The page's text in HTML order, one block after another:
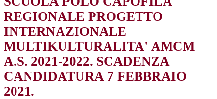
REGIONALE PROGETTO
INTERNAZIONALE
MULTIKULTURALITA' AMCM
A.S. 2021-2022. SCADENZA
CANDIDATURA 7 FEBBRAIO
2021.